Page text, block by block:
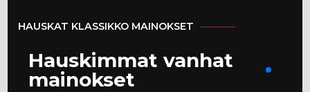
HAUSKAT KLASSIKKO MAINOKSET
Hauskimmat vanhat
mainokset